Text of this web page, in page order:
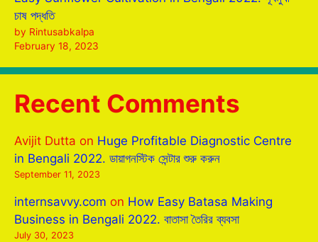
চাষ পদ্ধতি
by Rintusabkalpa
February 18, 2023
Recent Comments
Avijit Dutta on Huge Profitable Diagnostic Centre
in Bengali 2022. ডায়াগনস্টিক সেন্টার শুরু করুন
September 11, 2023
internsavvy.com on How Easy Batasa Making
Business in Bengali 2022. বাতাসা তৈরির ব্যবসা
July 30, 2023